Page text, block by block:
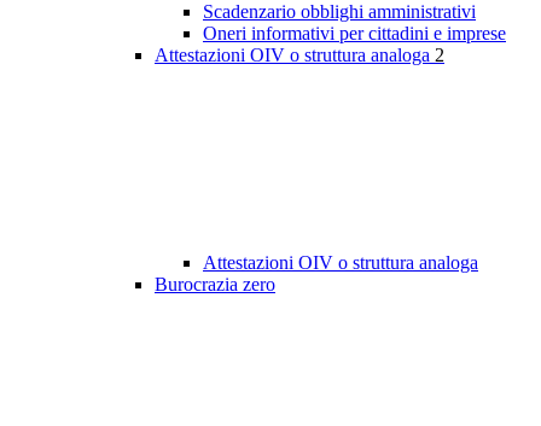
Scadenzario obblighi amministrativi
Oneri informativi per cittadini e imprese
Attestazioni OIV o struttura analoga 2
Attestazioni OIV o struttura analoga
Burocrazia zero